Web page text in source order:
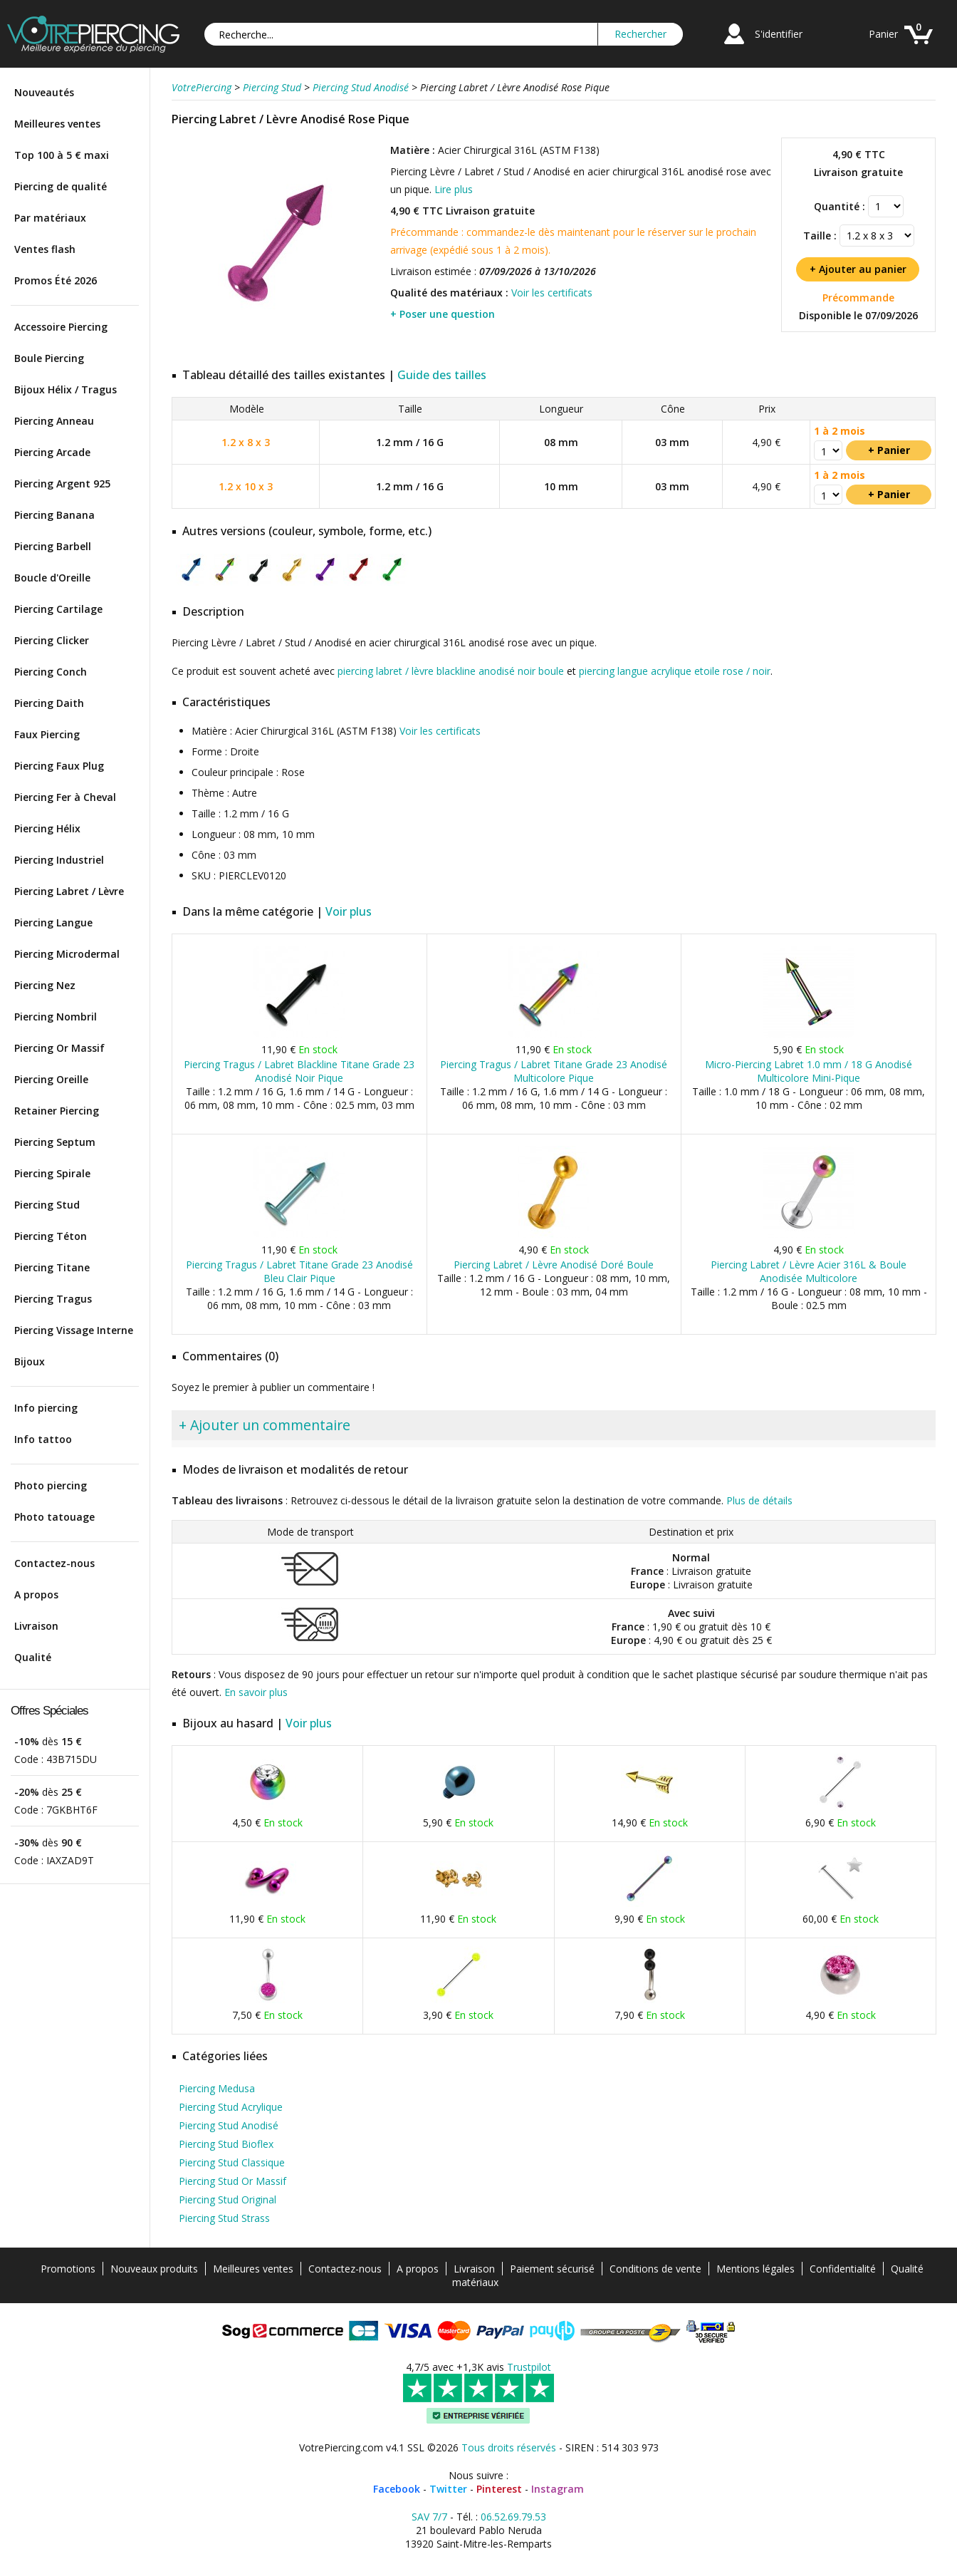
S'identifier
0
Panier
Nouveautés
Meilleures ventes
Top 100 à 5 € maxi
Piercing de qualité
Par matériaux
Ventes flash
Promos Été 2026
Accessoire Piercing
Boule Piercing
Bijoux Hélix / Tragus
Piercing Anneau
Piercing Arcade
Piercing Argent 925
Piercing Banana
Piercing Barbell
Boucle d'Oreille
Piercing Cartilage
Piercing Clicker
Piercing Conch
Piercing Daith
Faux Piercing
Piercing Faux Plug
Piercing Fer à Cheval
Piercing Hélix
Piercing Industriel
Piercing Labret / Lèvre
Piercing Langue
Piercing Microdermal
Piercing Nez
Piercing Nombril
Piercing Or Massif
Piercing Oreille
Retainer Piercing
Piercing Septum
Piercing Spirale
Piercing Stud
Piercing Téton
Piercing Titane
Piercing Tragus
Piercing Vissage Interne
Bijoux
Info piercing
Info tattoo
Photo piercing
Photo tatouage
Contactez-nous
A propos
Livraison
Qualité
Offres Spéciales
-10% dès 15 €
Code : 43B715DU
-20% dès 25 €
Code : 7GKBHT6F
-30% dès 90 €
Code : IAXZAD9T
VotrePiercing > Piercing Stud > Piercing Stud Anodisé > Piercing Labret / Lèvre Anodisé Rose Pique
Piercing Labret / Lèvre Anodisé Rose Pique
4,90 €TTC
Livraison gratuite
Quantité :
Taille :
Précommande
Disponible le 07/09/2026
Matière : Acier Chirurgical 316L (ASTM F138)
Piercing Lèvre / Labret / Stud / Anodisé en acier chirurgical 316L anodisé rose avec
un pique. Lire plus
4,90 € TTC Livraison gratuite
Précommande : commandez-le dès maintenant pour le réserver sur le prochain
arrivage (expédié sous 1 à 2 mois).
Livraison estimée : 07/09/2026 à 13/10/2026
Qualité des matériaux : Voir les certificats
+ Poser une question
Tableau détaillé des tailles existantes | Guide des tailles
Modèle Taille Longueur Cône Prix
1.2 x 8 x 3 1.2 mm / 16 G 08 mm 03 mm 4,90 €
1 à 2 mois
1.2 x 10 x 3 1.2 mm / 16 G 10 mm 03 mm 4,90 €
1 à 2 mois
Autres versions (couleur, symbole, forme, etc.)
Description
Piercing Lèvre / Labret / Stud / Anodisé en acier chirurgical 316L anodisé rose avec un pique.
Ce produit est souvent acheté avec piercing labret / lèvre blackline anodisé noir boule et piercing langue acrylique etoile rose / noir.
Caractéristiques
Matière : Acier Chirurgical 316L (ASTM F138) Voir les certificats
Forme : Droite
Couleur principale : Rose
Thème : Autre
Taille : 1.2 mm / 16 G
Longueur : 08 mm, 10 mm
Cône : 03 mm
SKU : PIERCLEV0120
Dans la même catégorie | Voir plus
11,90 € En stock
Piercing Tragus / Labret Blackline Titane Grade 23
Anodisé Noir Pique
Taille : 1.2 mm / 16 G, 1.6 mm / 14 G - Longueur :
06 mm, 08 mm, 10 mm - Cône : 02.5 mm, 03 mm
11,90 € En stock
Piercing Tragus / Labret Titane Grade 23 Anodisé
Multicolore Pique
Taille : 1.2 mm / 16 G, 1.6 mm / 14 G - Longueur :
06 mm, 08 mm, 10 mm - Cône : 03 mm
5,90 € En stock
Micro-Piercing Labret 1.0 mm / 18 G Anodisé
Multicolore Mini-Pique
Taille : 1.0 mm / 18 G - Longueur : 06 mm, 08 mm,
10 mm - Cône : 02 mm
11,90 € En stock
Piercing Tragus / Labret Titane Grade 23 Anodisé
Bleu Clair Pique
Taille : 1.2 mm / 16 G, 1.6 mm / 14 G - Longueur :
06 mm, 08 mm, 10 mm - Cône : 03 mm
4,90 € En stock
Piercing Labret / Lèvre Anodisé Doré Boule
Taille : 1.2 mm / 16 G - Longueur : 08 mm, 10 mm,
12 mm - Boule : 03 mm, 04 mm
4,90 € En stock
Piercing Labret / Lèvre Acier 316L & Boule
Anodisée Multicolore
Taille : 1.2 mm / 16 G - Longueur : 08 mm, 10 mm -
Boule : 02.5 mm
Commentaires (0)
Soyez le premier à publier un commentaire !
+ Ajouter un commentaire
Modes de livraison et modalités de retour
Tableau des livraisons : Retrouvez ci-dessous le détail de la livraison gratuite selon la destination de votre commande. Plus de détails
Mode de transport
Destination et prix
Normal
France : Livraison gratuite
Europe: Livraison gratuite
Avec suivi
France : 1,90 € ou gratuit dès 10 €
Europe: 4,90 € ou gratuit dès 25 €
Retours : Vous disposez de 90 jours pour effectuer un retour sur n'importe quel produit à condition que le sachet plastique sécurisé par soudure thermique n'ait pas
été ouvert. En savoir plus
Bijoux au hasard | Voir plus
4,50 € En stock 5,90 € En stock 14,90 € En stock 6,90 € En stock
11,90 € En stock 11,90 € En stock 9,90 € En stock 60,00 € En stock
7,50 € En stock 3,90 € En stock 7,90 € En stock 4,90 € En stock
Catégories liées
Piercing Medusa
Piercing Stud Acrylique
Piercing Stud Anodisé
Piercing Stud Bioflex
Piercing Stud Classique
Piercing Stud Or Massif
Piercing Stud Original
Piercing Stud Strass
Promotions Nouveaux produits Meilleures ventes Contactez-nous A propos Livraison Paiement sécurisé Conditions de vente Mentions légales Confidentialité
Qualité
matériaux
4,7/5 avec +1,3K avis Trustpilot
VotrePiercing.com v4.1 SSL ©2026 Tous droits réservés - SIREN : 514 303 973
Nous suivre :
Facebook - Twitter - Pinterest - Instagram
SAV 7/7- Tél. : 06.52.69.79.53
21 boulevard Pablo Neruda
13920 Saint-Mitre-les-Remparts